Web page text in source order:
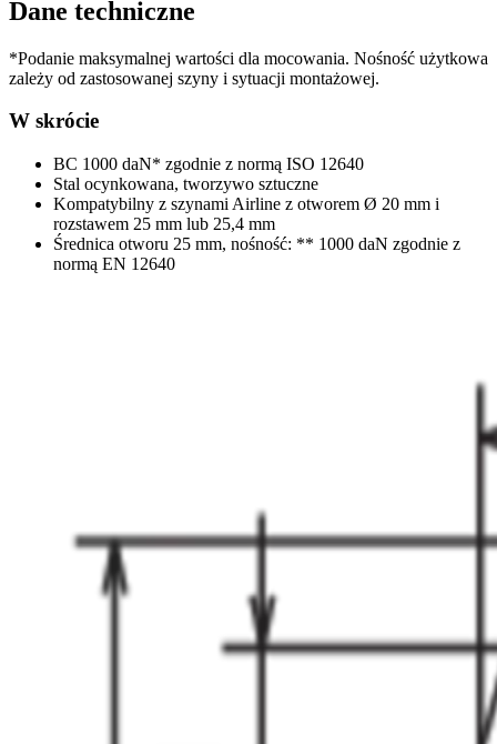
Dane techniczne
*Podanie maksymalnej wartości dla mocowania. Nośność użytkowa
zależy od zastosowanej szyny i sytuacji montażowej.
W skrócie
BC 1000 daN* zgodnie z normą ISO 12640
Stal ocynkowana, tworzywo sztuczne
Kompatybilny z szynami Airline z otworem Ø 20 mm i
rozstawem 25 mm lub 25,4 mm
Średnica otworu 25 mm, nośność: ** 1000 daN zgodnie z
normą EN 12640